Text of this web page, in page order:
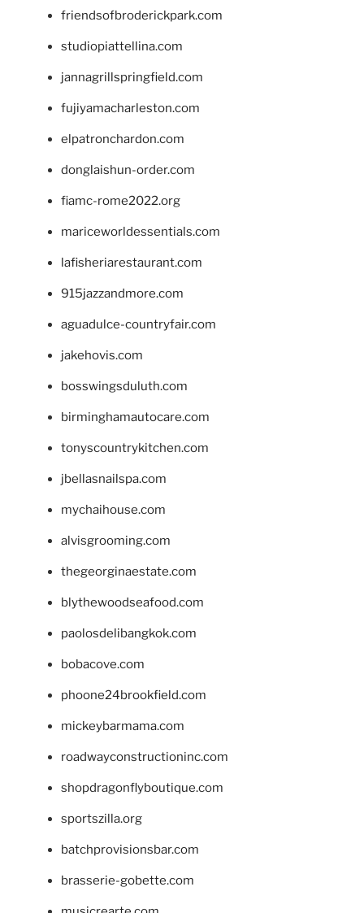
friendsofbroderickpark.com
studiopiattellina.com
jannagrillspringfield.com
fujiyamacharleston.com
elpatronchardon.com
donglaishun-order.com
fiamc-rome2022.org
mariceworldessentials.com
lafisheriarestaurant.com
915jazzandmore.com
aguadulce-countryfair.com
jakehovis.com
bosswingsduluth.com
birminghamautocare.com
tonyscountrykitchen.com
jbellasnailspa.com
mychaihouse.com
alvisgrooming.com
thegeorginaestate.com
blythewoodseafood.com
paolosdelibangkok.com
bobacove.com
phoone24brookfield.com
mickeybarmama.com
roadwayconstructioninc.com
shopdragonflyboutique.com
sportszilla.org
batchprovisionsbar.com
brasserie-gobette.com